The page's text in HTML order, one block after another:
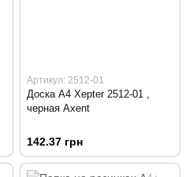
Артикул: 2512-01
Доска А4 Xepter 2512-01 ,
черная Ахеnt
142.37 грн